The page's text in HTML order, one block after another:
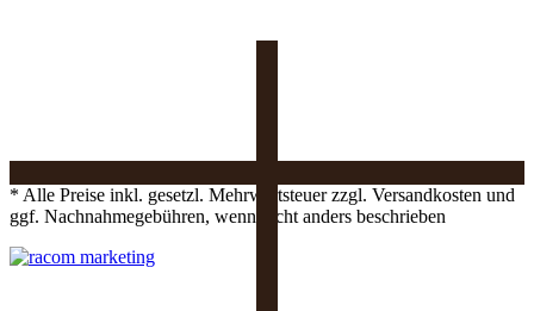
* Alle Preise inkl. gesetzl. Mehrwertsteuer zzgl. Versandkosten und
ggf. Nachnahmegebühren, wenn nicht anders beschrieben